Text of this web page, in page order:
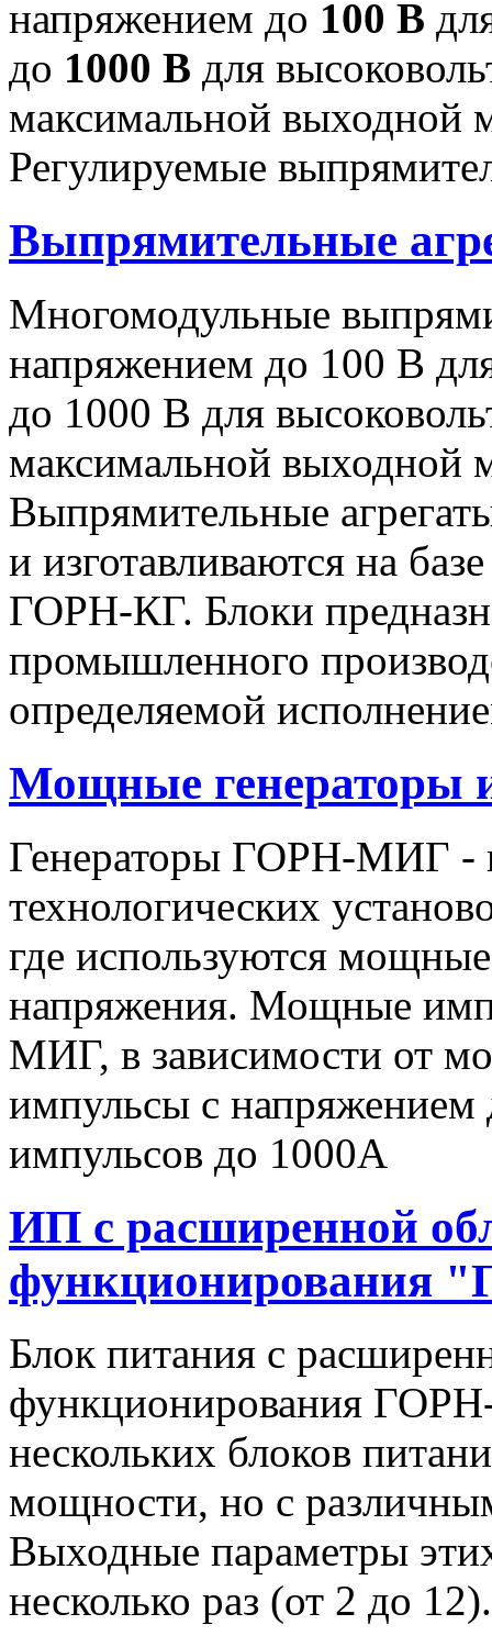
напряжением до 100 В
до 1000 В для
максимальной
Регулируемые
Выпрямительные
Многомодульные
напряжением до 100 В
до 1000 В для
максимальной
Выпрямительные
и изготавливаются на
ГОРН-КГ. Блоки
промышленного
определяемой
Мощные
Генераторы ГОРН-МИГ -
технологических
где используются
напряжения. Мощные
МИГ, в зависимости от
импульсы c
импульсов до 1000А
ИП с расширенной
функционирования
Блок питания с
функционирования
нескольких блоков
мощности, но с
Выходные параметры
несколько раз (от 2 до